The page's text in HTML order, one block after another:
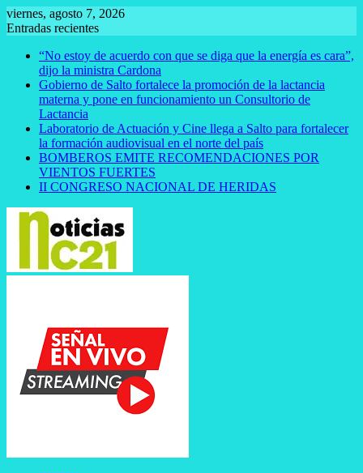
Saltar
al
viernes, agosto 7, 2026
Entradas recientes
“No estoy de acuerdo con que se diga que la energía es cara”,
dijo la ministra Cardona
Gobierno de Salto fortalece la promoción de la lactancia
materna y pone en funcionamiento un Consultorio de
Lactancia
Laboratorio de Actuación y Cine llega a Salto para fortalecer
la formación audiovisual en el norte del país
BOMBEROS EMITE RECOMENDACIONES POR
VIENTOS FUERTES
II CONGRESO NACIONAL DE HERIDAS